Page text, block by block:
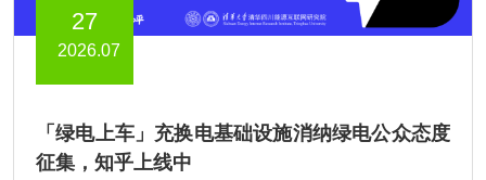
27
2026.07
「绿电上车」充换电基础设施消纳绿电公众态度
征集，知乎上线中